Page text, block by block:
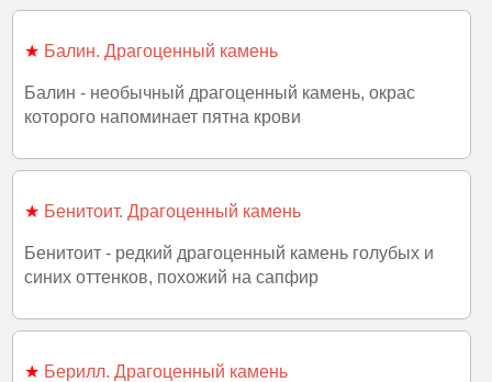
★ Балин. Драгоценный камень
Балин - необычный драгоценный камень, окрас
которого напоминает пятна крови
★ Бенитоит. Драгоценный камень
Бенитоит - редкий драгоценный камень голубых и
синих оттенков, похожий на сапфир
★ Берилл. Драгоценный камень